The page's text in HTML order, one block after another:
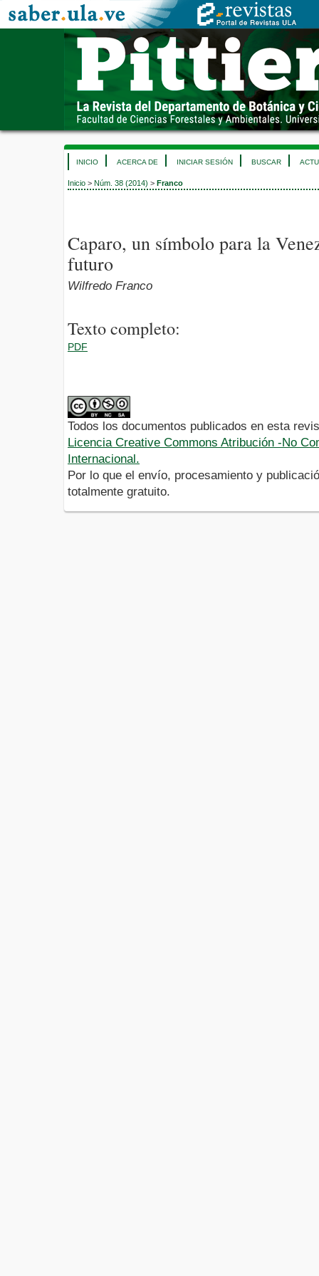
INICIO ACERCA DE INICIAR SESIÓN BUSCAR
Inicio > Núm. 38 (2014) > Franco
Caparo, un símbolo para la
futuro
Wilfredo Franco
Texto completo:
PDF
Todos los documentos publicados en esta
Licencia Creative Commons Atribución -No
Internacional.
Por lo que el envío, procesamiento y
totalmente gratuito.